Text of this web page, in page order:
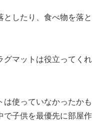
したり、食べ物を落と
グマットは役立ってくれ
は使っていなかったかも
で子供を最優先に部屋作